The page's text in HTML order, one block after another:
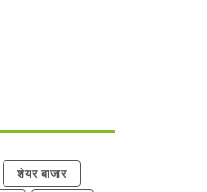
शेयर बाजार